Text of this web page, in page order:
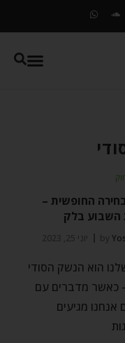
החופשית –
השבוע בלק
by יוני 25, 2023
הוא הנשק הסודי
כאשר מדברים עם
אנחנו מגיעים